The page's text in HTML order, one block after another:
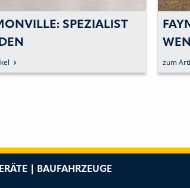
SPEZIALIST
zum
| BAUFAHRZEUGE